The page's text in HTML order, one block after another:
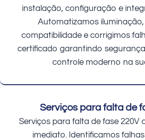
instalação, configuração e
Automatizamos
compatibilidade e corrigimos
certificado garantindo
controle moderno na
Serviços para falta de
Serviços para falta de fase 220V
imediato. Identificamos